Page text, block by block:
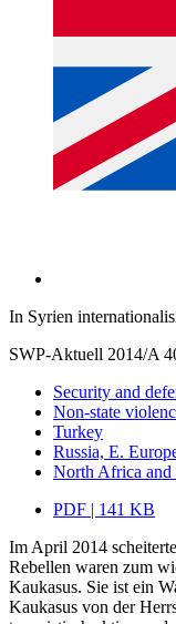
In Syrien
SWP-Aktuell 2014/A
Security and
Non-state
Turkey
Russia, E.
North Africa and
PDF | 141 KB
Im April 2014
Rebellen waren zum
Kaukasus. Sie ist ein
Kaukasus von der